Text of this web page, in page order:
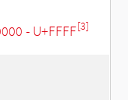
- U+FFFF[3]